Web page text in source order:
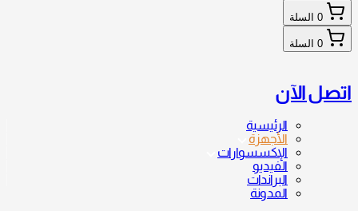
0 السلة
0 السلة
اتصل الآن
الرئيسية
الأجهزة
الإكسسوارات
الفيديو
البراندات
المدونة